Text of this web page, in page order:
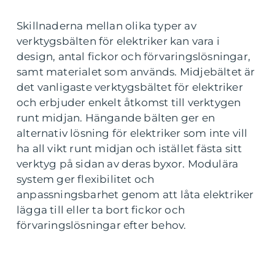
Skillnaderna mellan olika typer av
verktygsbälten för elektriker kan vara i
design, antal fickor och förvaringslösningar,
samt materialet som används. Midjebältet är
det vanligaste verktygsbältet för elektriker
och erbjuder enkelt åtkomst till verktygen
runt midjan. Hängande bälten ger en
alternativ lösning för elektriker som inte vill
ha all vikt runt midjan och istället fästa sitt
verktyg på sidan av deras byxor. Modulära
system ger flexibilitet och
anpassningsbarhet genom att låta elektriker
lägga till eller ta bort fickor och
förvaringslösningar efter behov.